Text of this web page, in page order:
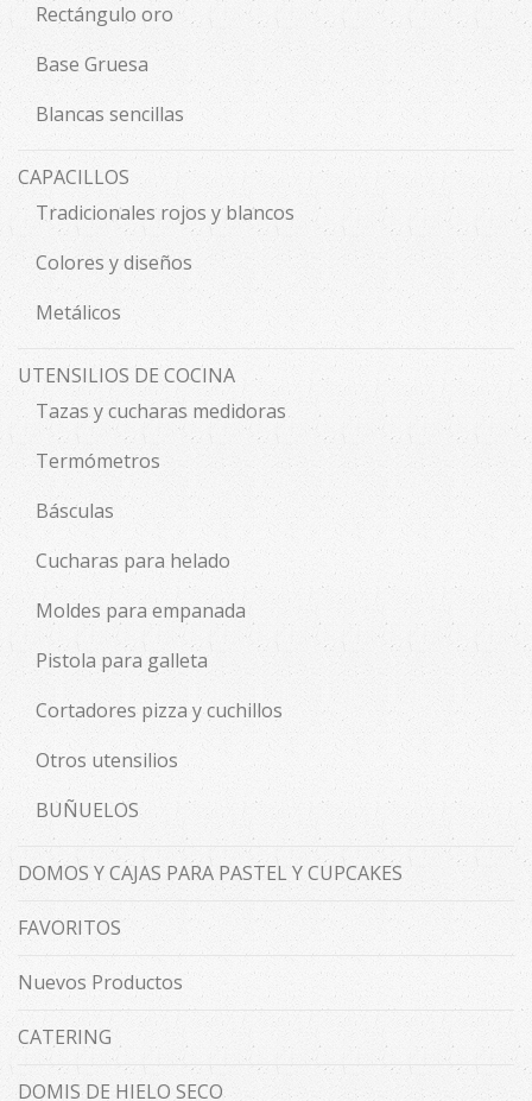
Rectángulo oro
Base Gruesa
Blancas sencillas
CAPACILLOS
Tradicionales rojos y blancos
Colores y diseños
Metálicos
UTENSILIOS DE COCINA
Tazas y cucharas medidoras
Termómetros
Básculas
Cucharas para helado
Moldes para empanada
Pistola para galleta
Cortadores pizza y cuchillos
Otros utensilios
BUÑUELOS
DOMOS Y CAJAS PARA PASTEL Y CUPCAKES
FAVORITOS
Nuevos Productos
CATERING
DOMIS DE HIELO SECO